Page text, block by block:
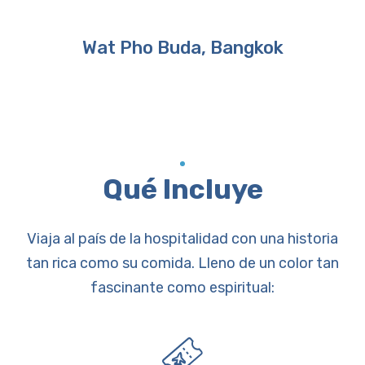
Wat Pho Buda, Bangkok
Qué Incluye
Viaja al país de la hospitalidad con una historia
tan rica como su comida. Lleno de un color tan
fascinante como espiritual: